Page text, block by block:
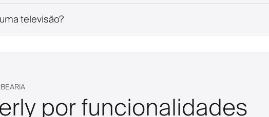
televisão?
por funcionalidades